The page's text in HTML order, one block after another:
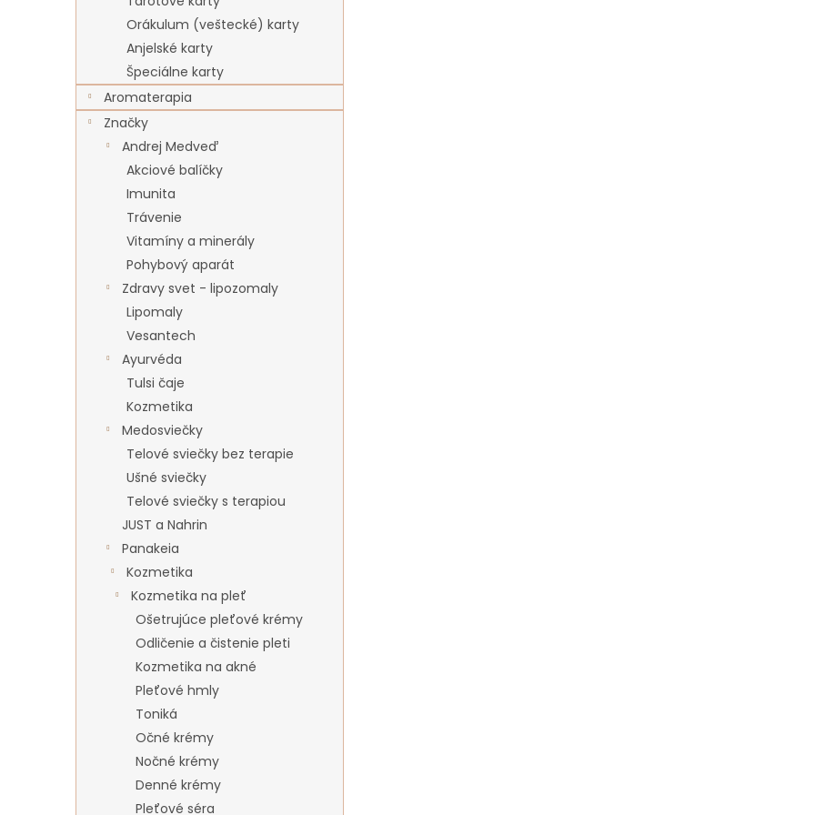
Orákulum (veštecké) karty
Anjelské karty
Špeciálne karty
Aromaterapia
Značky
Andrej Medveď
Akciové balíčky
Imunita
Trávenie
Vitamíny a minerály
Pohybový aparát
Zdravy svet - lipozomaly
Lipomaly
Vesantech
Ayurvéda
Tulsi čaje
Kozmetika
Medosviečky
Telové sviečky bez terapie
Ušné sviečky
Telové sviečky s terapiou
JUST a Nahrin
Panakeia
Kozmetika
Kozmetika na pleť
Ošetrujúce pleťové krémy
Odličenie a čistenie pleti
Kozmetika na akné
Pleťové hmly
Toniká
Očné krémy
Nočné krémy
Denné krémy
Pleťové séra